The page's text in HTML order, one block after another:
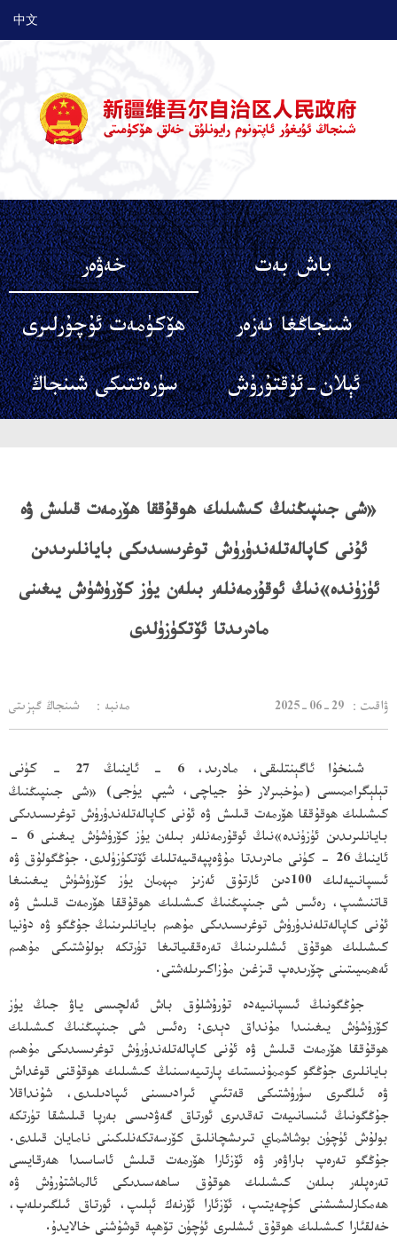
中文
باش بەت
خەۋەر
شىنجاڭغا نەزەر
ھۆكۈمەت ئۇچۇرلىرى
ئېلان-ئۇقتۇرۇش
سۈرەتتىكى شىنجاڭ
«شى جىنپىڭنىڭ كىشىلىك ھوقۇققا ھۆرمەت قىلىش ۋە
ئۇنى كاپالەتلەندۈرۈش توغرىسىدىكى بايانلىرىدىن
ئۈزۈندە»نىڭ ئوقۇرمەنلەر بىلەن يۈز كۆرۈشۈش يىغىنى
مادرىدتا ئۆتكۈزۈلدى
2025-06-29 ：ۋاقىت مەنبە： شىنجاڭ گېزىتى
شىنخۇا ئاگېنتلىقى، مادرىد، 6 - ئاينىڭ 27 - كۈنى
تېلېگراممىسى (مۇخبىرلار خۇ جياچى، شيې يۈجى) «شى جىنپىڭنىڭ
كىشىلىك ھوقۇققا ھۆرمەت قىلىش ۋە ئۇنى كاپالەتلەندۈرۈش توغرىسىدىكى
بايانلىرىدىن ئۈزۈندە»نىڭ ئوقۇرمەنلەر بىلەن يۈز كۆرۈشۈش يىغىنى 6 -
ئاينىڭ 26 - كۈنى مادرىدتا مۇۋەپپەقىيەتلىك ئۆتكۈزۈلدى. جۇڭگولۇق ۋە
ئىسپانىيەلىك 100دىن ئارتۇق ئەزىز مېھمان يۈز كۆرۈشۈش يىغىنىغا
قاتنىشىپ، رەئىس شى جىنپىڭنىڭ كىشىلىك ھوقۇققا ھۆرمەت قىلىش ۋە
ئۇنى كاپالەتلەندۈرۈش توغرىسىدىكى مۇھىم بايانلىرىنىڭ جۇڭگو ۋە دۇنيا
كىشىلىك ھوقۇق ئىشلىرىنىڭ تەرەققىياتىغا تۈرتكە بولۇشتىكى مۇھىم
ئەھمىيىتىنى چۆرىدەپ قىزغىن مۇزاكىرىلەشتى.
جۇڭگونىڭ ئىسپانىيەدە تۇرۇشلۇق باش ئەلچىسى ياۋ جىڭ يۈز
كۆرۈشۈش يىغىنىدا مۇنداق دېدى: رەئىس شى جىنپىڭنىڭ كىشىلىك
ھوقۇققا ھۆرمەت قىلىش ۋە ئۇنى كاپالەتلەندۈرۈش توغرىسىدىكى مۇھىم
بايانلىرى جۇڭگو كوممۇنىستىك پارتىيەسىنىڭ كىشىلىك ھوقۇقنى قوغداش
ۋە ئىلگىرى سۈرۈشتىكى قەتئىي ئىرادىسىنى ئىپادىلىدى، شۇنداقلا
جۇڭگونىڭ ئىنسانىيەت تەقدىرى ئورتاق گەۋدىسى بەرپا قىلىشقا تۈرتكە
بولۇش ئۈچۈن بوشاشماي تىرىشچانلىق كۆرسەتكەنلىكىنى نامايان قىلدى.
جۇڭگو تەرەپ باراۋەر ۋە ئۆزئارا ھۆرمەت قىلىش ئاساسىدا ھەرقايسى
تەرەپلەر بىلەن كىشىلىك ھوقۇق ساھەسىدىكى ئالماشتۇرۇش ۋە
ھەمكارلىشىشنى كۈچەيتىپ، ئۆزئارا ئۆرنەك ئېلىپ، ئورتاق ئىلگىرىلەپ،
خەلقئارا كىشىلىك ھوقۇق ئىشلىرى ئۈچۈن تۆھپە قوشۇشنى خالايدۇ.